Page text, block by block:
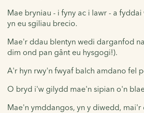
Mae bryniau - i fyny ac i lawr - a
yn eu sgiliau brecio.
Mae'r ddau blentyn wedi darganfod
dim ond pan gânt eu hysgogi!).
A'r hyn rwy'n fwyaf balch amdano fel
O bryd i'w gilydd mae'n sipian o'n
Mae'n ymddangos, yn y diwedd,